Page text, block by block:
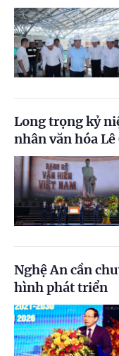
Long trọng kỷ
nhân văn hóa
Nghệ An cần
hình phát triển